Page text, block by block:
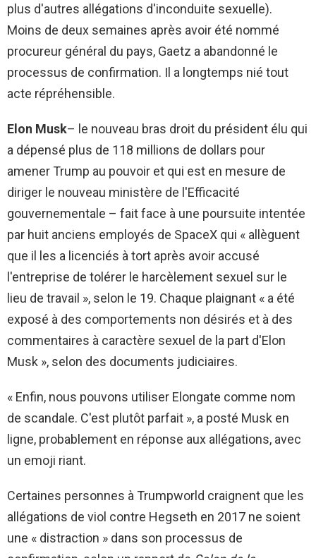
plus d'autres allégations d'inconduite sexuelle).
Moins de deux semaines après avoir été nommé
procureur général du pays, Gaetz a abandonné le
processus de confirmation. Il a longtemps nié tout
acte répréhensible.
Elon Musk– le nouveau bras droit du président élu qui
a dépensé plus de 118 millions de dollars pour
amener Trump au pouvoir et qui est en mesure de
diriger le nouveau ministère de l'Efficacité
gouvernementale – fait face à une poursuite intentée
par huit anciens employés de SpaceX qui « allèguent
que il les a licenciés à tort après avoir accusé
l'entreprise de tolérer le harcèlement sexuel sur le
lieu de travail », selon le 19. Chaque plaignant « a été
exposé à des comportements non désirés et à des
commentaires à caractère sexuel de la part d'Elon
Musk », selon des documents judiciaires.
« Enfin, nous pouvons utiliser Elongate comme nom
de scandale. C'est plutôt parfait », a posté Musk en
ligne, probablement en réponse aux allégations, avec
un emoji riant.
Certaines personnes à Trumpworld craignent que les
allégations de viol contre Hegseth en 2017 ne soient
une « distraction » dans son processus de